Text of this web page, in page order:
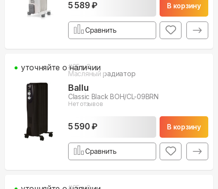
5 589 ₽ В корзину
Сравнить
#25м3
Масляный радиатор
Ballu
Classic Black BOH/CL-09BRN
Нет отзывов
5 590 ₽ В корзину
уточняйте о наличии
Сравнить